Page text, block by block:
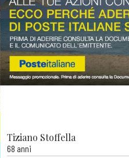
Tiziano Stoffella
68 anni